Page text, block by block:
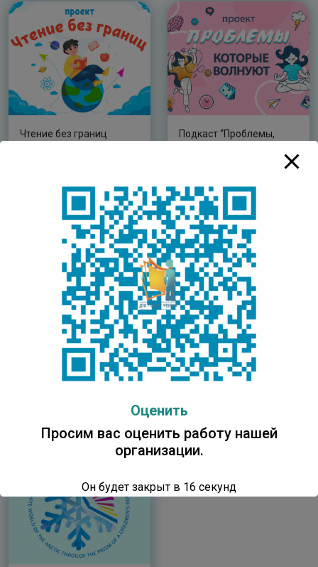
Чтение без границ
Читать полностью
Подкаст “Проблемы,
Читать полностью
80 уроков победы Авторы-дети
Оценить
Просим вас оценить работу нашей
организации.
Он будет закрыт в 16 секунд